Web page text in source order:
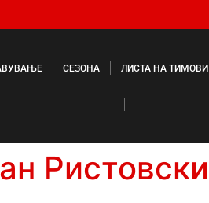
СЕЗОНА ЛИСТА НА ТИМОВИ
Ристовски